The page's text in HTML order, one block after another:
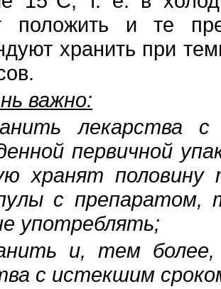
положить и те
хранить при
важно:
лекарства с
первичной
хранят половину
с препаратом,
употреблять;
и, тем более,
с истекшим